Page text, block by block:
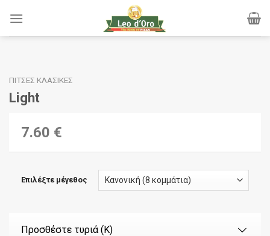
ΠΊΤΣΕΣ ΚΛΑΣΙΚΈΣ
Light
7.60 €
Επιλέξτε μέγεθος
Προσθέστε τυριά (Κ)